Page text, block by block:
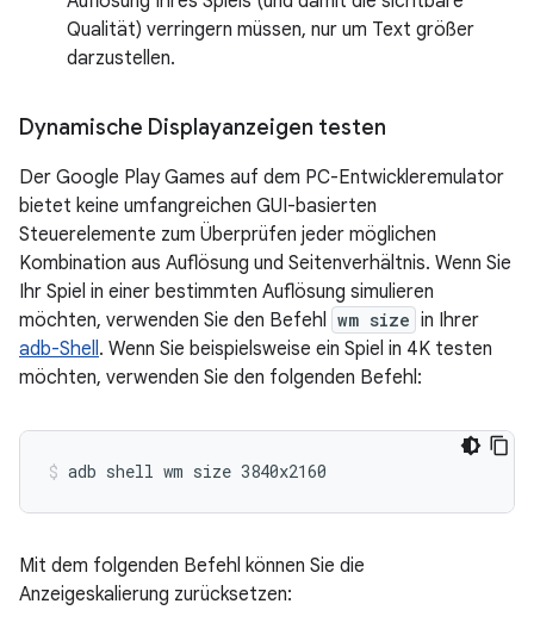
Qualität) verringern müssen, nur um Text größer
darzustellen.
Dynamische Displayanzeigen testen
Der Google Play Games auf dem PC-Entwickleremulator
bietet keine umfangreichen GUI-basierten
Steuerelemente zum Überprüfen jeder möglichen
Kombination aus Auflösung und Seitenverhältnis. Wenn Sie
Ihr Spiel in einer bestimmten Auflösung simulieren
möchten, verwenden Sie den Befehl wm size in Ihrer
adb-Shell. Wenn Sie beispielsweise ein Spiel in 4K testen
möchten, verwenden Sie den folgenden Befehl:
adb shell wm size 3840x2160
Mit dem folgenden Befehl können Sie die
Anzeigeskalierung zurücksetzen: